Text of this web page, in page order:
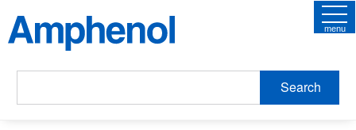
Search
menu